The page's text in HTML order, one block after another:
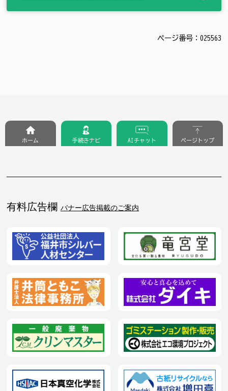
ページ番号：025563
有料広告欄 バナー広告掲載のご案内
ホーム 手続きナビ AIチャット ページトップ